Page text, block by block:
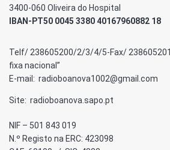
3400-060 Oliveira do Hospital
IBAN-PT50 0045 3380 40167960882 18
Telf/ 238605200/2/3/4/5-Fax/
fixa nacional”
E-mail: radioboanova1002@gmail.com
Site: radioboanova.sapo.pt
NIF – 501 843 019
N.º Registo na ERC: 423098